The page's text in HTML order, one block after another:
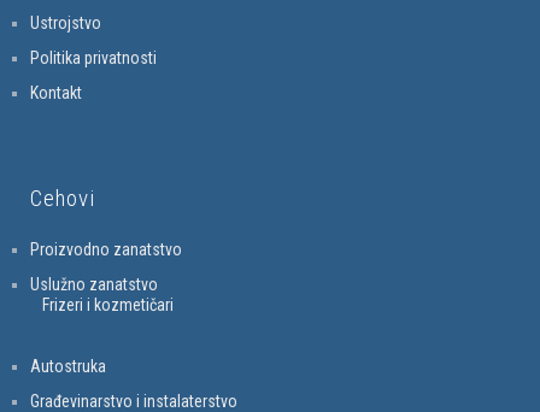
Ustrojstvo
Politika privatnosti
Kontakt
Cehovi
Proizvodno zanatstvo
Uslužno zanatstvo
Frizeri i kozmetičari
Autostruka
Građevinarstvo i instalaterstvo